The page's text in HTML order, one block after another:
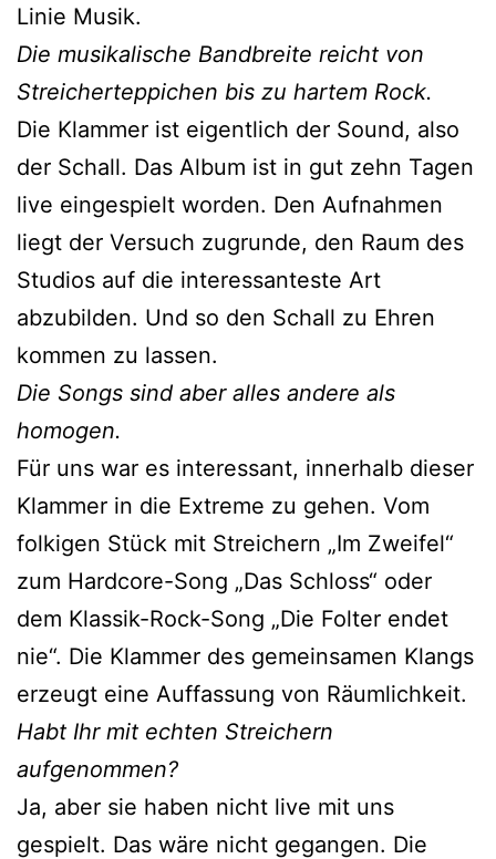
Linie Musik.
Die musikalische Bandbreite reicht von
Streicherteppichen bis zu hartem Rock.
Die Klammer ist eigentlich der Sound, also
der Schall. Das Album ist in gut zehn Tagen
live eingespielt worden. Den Aufnahmen
liegt der Versuch zugrunde, den Raum des
Studios auf die interessanteste Art
abzubilden. Und so den Schall zu Ehren
kommen zu lassen.
Die Songs sind aber alles andere als
homogen.
Für uns war es interessant, innerhalb dieser
Klammer in die Extreme zu gehen. Vom
folkigen Stück mit Streichern „Im Zweifel“
zum Hardcore-Song „Das Schloss“ oder
dem Klassik-Rock-Song „Die Folter endet
nie“. Die Klammer des gemeinsamen Klangs
erzeugt eine Auffassung von Räumlichkeit.
Habt Ihr mit echten Streichern
aufgenommen?
Ja, aber sie haben nicht live mit uns
gespielt. Das wäre nicht gegangen. Die